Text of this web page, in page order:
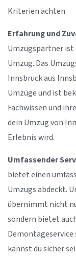
Kriterien achten.
Erfahrung und
Umzugspartner ist
Umzug. Das
Innsbruck aus
Umzüge und ist
Fachwissen und
dein Umzug von
Erlebnis wird.
Umfassender
bietet einen
Umzugs abdeckt.
übernimmt nicht
sondern bietet
Demontageservice
kannst du sicher